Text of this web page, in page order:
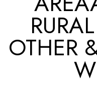
Over PLAN B
Index
OTHER